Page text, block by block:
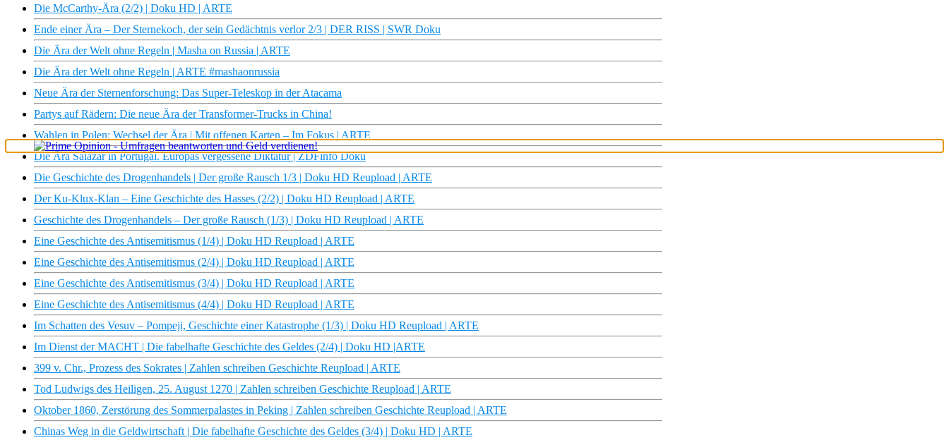
Die McCarthy-Ära (2/2) | Doku HD | ARTE
Ende einer Ära – Der Sternekoch, der sein Gedächtnis verlor 2/3 | DER RISS | SWR Doku
Die Ära der Welt ohne Regeln | Masha on Russia | ARTE
Die Ära der Welt ohne Regeln | ARTE #mashaonrussia
Neue Ära der Sternenforschung: Das Super-Teleskop in der Atacama
Partys auf Rädern: Die neue Ära der Transformer-Trucks in China!
Wahlen in Polen: Wechsel der Ära | Mit offenen Karten – Im Fokus | ARTE
Die Ära Salazar in Portugal. Europas vergessene Diktatur | ZDFinfo Doku
Die Geschichte des Drogenhandels | Der große Rausch 1/3 | Doku HD Reupload | ARTE
Der Ku-Klux-Klan – Eine Geschichte des Hasses (2/2) | Doku HD Reupload | ARTE
Geschichte des Drogenhandels – Der große Rausch (1/3) | Doku HD Reupload | ARTE
Eine Geschichte des Antisemitismus (1/4) | Doku HD Reupload | ARTE
Eine Geschichte des Antisemitismus (2/4) | Doku HD Reupload | ARTE
Eine Geschichte des Antisemitismus (3/4) | Doku HD Reupload | ARTE
Eine Geschichte des Antisemitismus (4/4) | Doku HD Reupload | ARTE
Im Schatten des Vesuv – Pompeji, Geschichte einer Katastrophe (1/3) | Doku HD Reupload | ARTE
Im Dienst der MACHT | Die fabelhafte Geschichte des Geldes (2/4) | Doku HD |ARTE
399 v. Chr., Prozess des Sokrates | Zahlen schreiben Geschichte Reupload | ARTE
Tod Ludwigs des Heiligen, 25. August 1270 | Zahlen schreiben Geschichte Reupload | ARTE
Oktober 1860, Zerstörung des Sommerpalastes in Peking | Zahlen schreiben Geschichte Reupload | ARTE
Chinas Weg in die Geldwirtschaft | Die fabelhafte Geschichte des Geldes (3/4) | Doku HD | ARTE